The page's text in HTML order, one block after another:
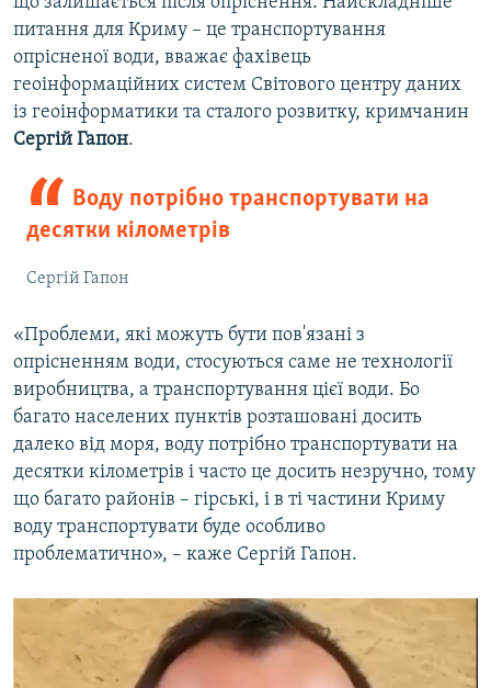
питання для Криму – це транспортування
опрісненої води, вважає фахівець
геоінформаційних систем Світового центру даних
із геоінформатики та сталого розвитку, кримчанин
Сергій Гапон.
Воду потрібно транспортувати на
десятки кілометрів
Сергій Гапон
«Проблеми, які можуть бути пов'язані з
опрісненням води, стосуються саме не технології
виробництва, а транспортування цієї води. Бо
багато населених пунктів розташовані досить
далеко від моря, воду потрібно транспортувати на
десятки кілометрів і часто це досить незручно, тому
що багато районів – гірські, і в ті частини Криму
воду транспортувати буде особливо
проблематично», – каже Сергій Гапон.